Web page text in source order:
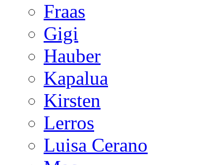
Fraas
Gigi
Hauber
Kapalua
Kirsten
Lerros
Luisa Cerano